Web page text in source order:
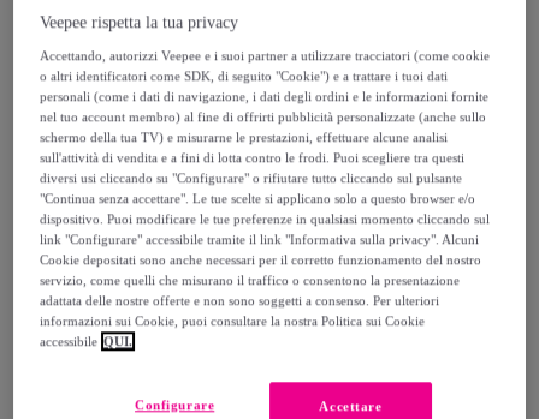
Megaofferte.net
Lettino Pieghevole Prendisole Senza Tettuccio Parasole
Schienale Reclinabile Regolabile Struttura In Metallo
Veepee rispetta la tua privacy
Accettando, autorizzi Veepee e i suoi partner a utilizzare tracciatori (come cookie
o altri identificatori come SDK, di seguito "Cookie") e a trattare i tuoi dati
personali (come i dati di navigazione, i dati degli ordini e le informazioni fornite
nel tuo account membro) al fine di offrirti pubblicità personalizzate (anche sullo
schermo della tua TV) e misurarne le prestazioni, effettuare alcune analisi
sull'attività di vendita e a fini di lotta contro le frodi. Puoi scegliere tra questi
diversi usi cliccando su "Configurare" o rifiutare tutto cliccando sul pulsante
"Continua senza accettare". Le tue scelte si applicano solo a questo browser e/o
dispositivo. Puoi modificare le tue preferenze in qualsiasi momento cliccando sul
link "Configurare" accessibile tramite il link "Informativa sulla privacy". Alcuni
Cookie depositati sono anche necessari per il corretto funzionamento del nostro
servizio, come quelli che misurano il traffico o consentono la presentazione
adattata delle nostre offerte e non sono soggetti a consenso. Per ulteriori
informazioni sui Cookie, puoi consultare la nostra Politica sui Cookie
accessibile QUI.
Accettare
Configurare